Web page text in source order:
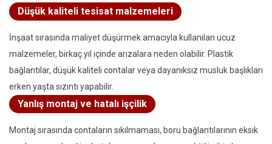
Düşük kaliteli tesisat malzemeleri
İnşaat sırasında maliyet düşürmek amacıyla kullanılan ucuz
malzemeler, birkaç yıl içinde arızalara neden olabilir. Plastik
bağlantılar, düşük kaliteli contalar veya dayanıksız musluk başlıkları
erken yaşta sızıntı yapabilir.
Yanlış montaj ve hatalı işçilik
Montaj sırasında contaların sıkılmaması, boru bağlantılarının eksik